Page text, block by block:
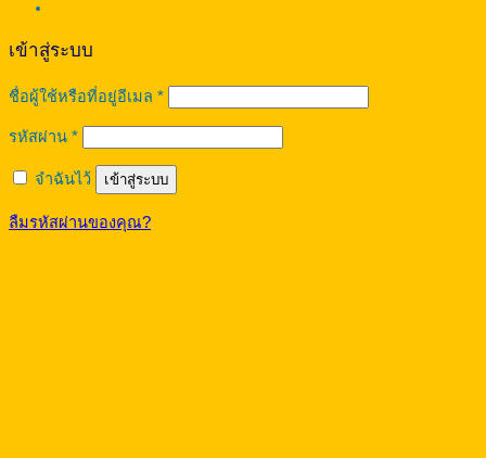
เข้าสู่ระบบ
ชื่อผู้ใช้หรือที่อยู่อีเมล *ต้องการ
รหัสผ่าน *ต้องการ
จำฉันไว้ เข้าสู่ระบบ
ลืมรหัสผ่านของคุณ?